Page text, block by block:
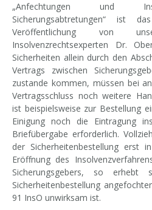
„Anfechtungen und
Sicherungsabtretungen“ ist
Veröffentlichung von
Insolvenzrechtsexperten Dr.
Sicherheiten allein durch den
Vertrags zwischen
zustande kommen, müssen bei
Vertragsschluss noch weitere
ist beispielsweise zur Bestellung
Einigung noch die Eintragung
Briefübergabe erforderlich.
der Sicherheitenbestellung erst
Eröffnung des
Sicherungsgebers, so
Sicherheitenbestellung
91 InsO unwirksam ist.